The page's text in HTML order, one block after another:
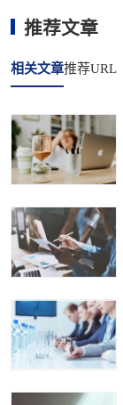
推荐文章
相关文章推荐URL